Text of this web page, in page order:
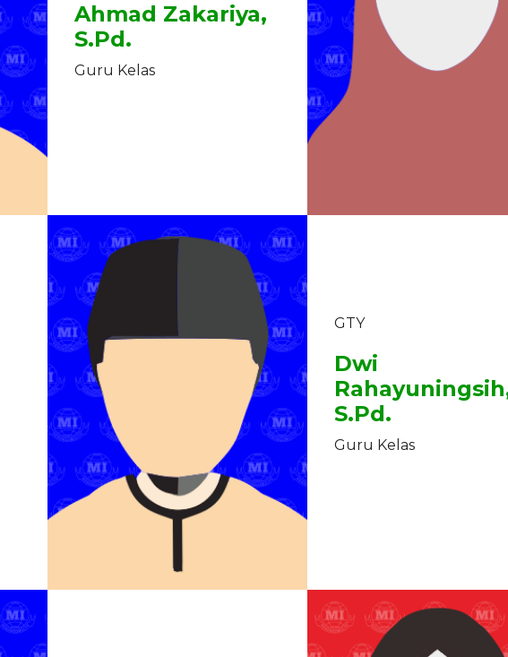
Ahmad Zakariya,
S.Pd.
Guru Kelas
GTY
Dwi
S.Pd.
Guru Kelas